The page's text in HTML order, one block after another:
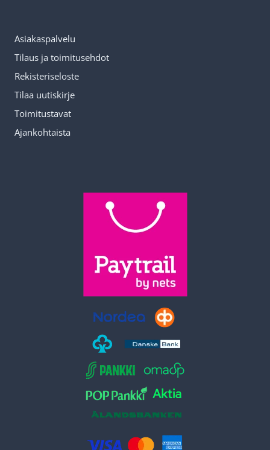
Asiakaspalvelu
Tilaus ja toimitusehdot
Rekisteriseloste
Tilaa uutiskirje
Toimitustavat
Ajankohtaista